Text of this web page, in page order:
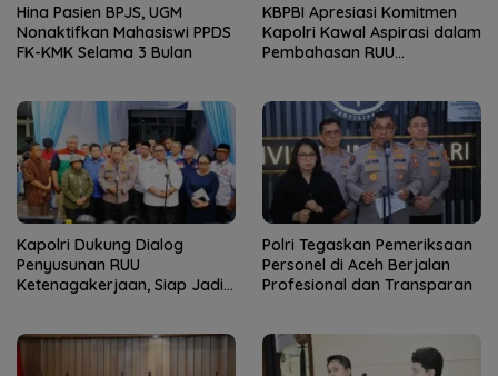
Hina Pasien BPJS, UGM
Nonaktifkan Mahasiswi PPDS
FK-KMK Selama 3 Bulan
KBPBI Apresiasi Komitmen
Kapolri Kawal Aspirasi dalam
Pembahasan RUU
Kapolri Dukung Dialog
Penyusunan RUU
Ketenagakerjaan, Siap Jadi
Polri Tegaskan Pemeriksaan
Personel di Aceh Berjalan
Profesional dan Transparan